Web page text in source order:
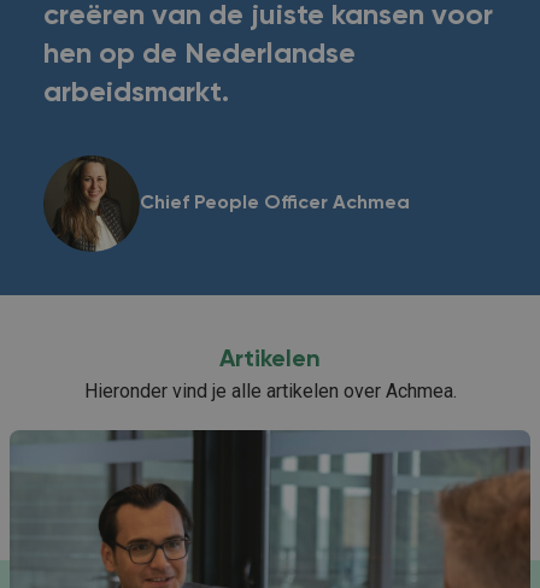
creëren van de juiste kansen voor
hen op de Nederlandse
arbeidsmarkt.
Chief People Officer Achmea
Artikelen
Hieronder vind je alle artikelen over Achmea.